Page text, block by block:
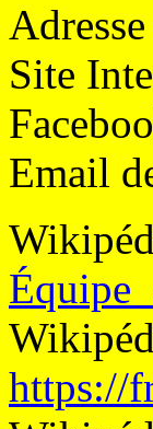
Site
Email
https://